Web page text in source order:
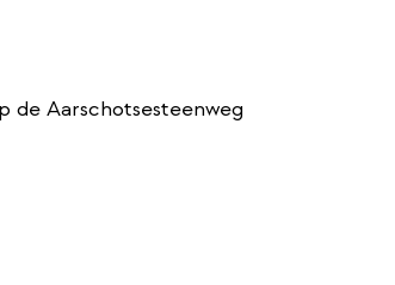
de Aarschotsesteenweg